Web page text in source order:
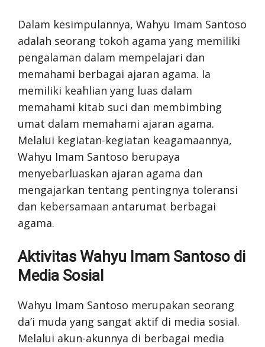
Dalam kesimpulannya, Wahyu Imam Santoso
adalah seorang tokoh agama yang memiliki
pengalaman dalam mempelajari dan
memahami berbagai ajaran agama. Ia
memiliki keahlian yang luas dalam
memahami kitab suci dan membimbing
umat dalam memahami ajaran agama.
Melalui kegiatan-kegiatan keagamaannya,
Wahyu Imam Santoso berupaya
menyebarluaskan ajaran agama dan
mengajarkan tentang pentingnya toleransi
dan kebersamaan antarumat berbagai
agama.
Aktivitas Wahyu Imam Santoso di
Media Sosial
Wahyu Imam Santoso merupakan seorang
da’i muda yang sangat aktif di media sosial.
Melalui akun-akunnya di berbagai media